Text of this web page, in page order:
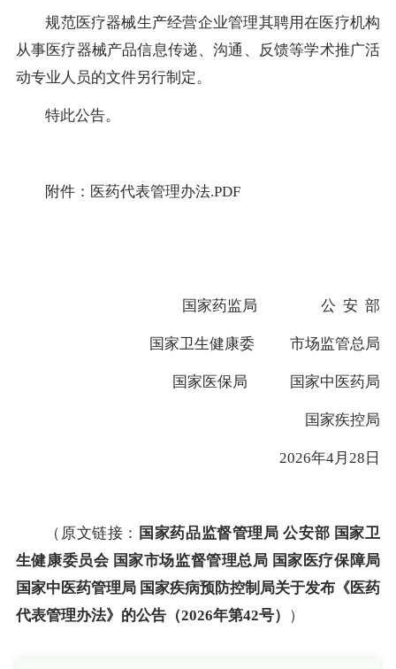
规范医疗器械生产经营企业管理其聘用在医疗机构
从事医疗器械产品信息传递、沟通、反馈等学术推广活
动专业人员的文件另行制定。
特此公告。
附件： 医药代表管理办法.PDF
国家药监局 公 安 部
国家卫生健康委 市场监管总局
国家医保局 国家中医药局
国家疾控局
2026年4月28日
（原文链接： 国家药品监督管理局 公安部 国家卫
生健康委员会 国家市场监督管理总局 国家医疗保障局
国家中医药管理局 国家疾病预防控制局关于发布《医药
代表管理办法》的公告（2026年第42号）
）